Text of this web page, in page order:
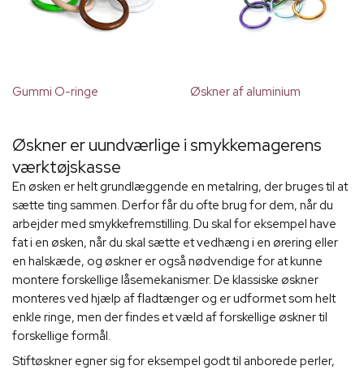
Gummi O-ringe Øskner af aluminium
Øskner er uundværlige i smykkemagerens
værktøjskasse
En øsken er helt grundlæggende en metalring, der bruges til at
sætte ting sammen. Derfor får du ofte brug for dem, når du
arbejder med smykkefremstilling. Du skal for eksempel have
fat i en øsken, når du skal sætte et vedhæng i en ørering eller
en halskæde, og øskner er også nødvendige for at kunne
montere forskellige låsemekanismer. De klassiske øskner
monteres ved hjælp af fladtænger og er udformet som helt
enkle ringe, men der findes et væld af forskellige øskner til
forskellige formål.
Stiftøskner egner sig for eksempel godt til anborede perler,